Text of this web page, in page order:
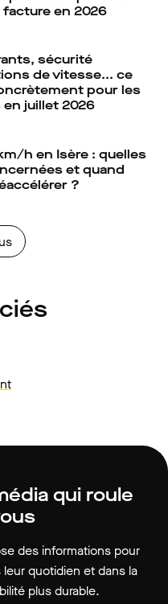
en 2026
sécurité
de vitesse... ce
pour les
juillet 2026
h en Isère : quelles
et quand
?
qui roule
des informations pour
quotidien et dans la
plus durable.